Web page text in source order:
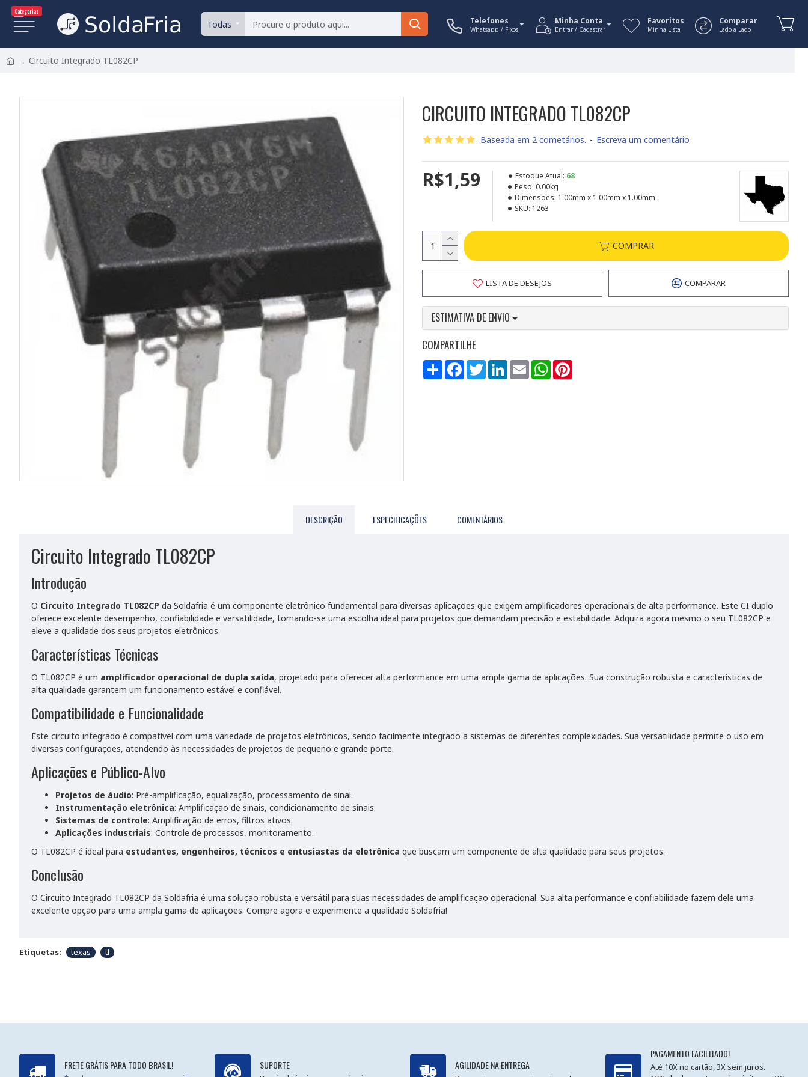
Categorias
Todas Telefones
Whatsapp / Fixos
Minha Conta
Entrar / Cadastrar
Favoritos
Minha Lista
Comparar
Lado a Lado
Circuito Integrado TL082CP
CIRCUITO INTEGRADO TL082CP
Baseada em 2 cometários. - Escreva um comentário
R$1,59 Estoque Atual: 68
Peso: 0.00kg
Dimensões: 1.00mm x 1.00mm x 1.00mm
SKU: 1263
COMPRAR
LISTA DE DESEJOS COMPARAR
ESTIMATIVA DE ENVIO
COMPARTILHE
Compartilhar
FacebookTwitterLinkedInEmail WhatsApp
DESCRIÇÃO ESPECIFICAÇÕES COMENTÁRIOS
Circuito Integrado TL082CP
Introdução
O Circuito Integrado TL082CP da Soldafria é um componente eletrônico fundamental para diversas aplicações que exigem amplificadores operacionais de alta performance. Este CI duplo
oferece excelente desempenho, confiabilidade e versatilidade, tornando-se uma escolha ideal para projetos que demandam precisão e estabilidade. Adquira agora mesmo o seu TL082CP e
eleve a qualidade dos seus projetos eletrônicos.
Características Técnicas
O TL082CP é um amplificador operacional de dupla saída, projetado para oferecer alta performance em uma ampla gama de aplicações. Sua construção robusta e características de
alta qualidade garantem um funcionamento estável e confiável.
Compatibilidade e Funcionalidade
Este circuito integrado é compatível com uma variedade de projetos eletrônicos, sendo facilmente integrado a sistemas de diferentes complexidades. Sua versatilidade permite o uso em
diversas configurações, atendendo às necessidades de projetos de pequeno e grande porte.
Aplicações e Público-Alvo
Projetos de áudio: Pré-amplificação, equalização, processamento de sinal.
Instrumentação eletrônica: Amplificação de sinais, condicionamento de sinais.
Sistemas de controle: Amplificação de erros, filtros ativos.
Aplicações industriais: Controle de processos, monitoramento.
O TL082CP é ideal para estudantes, engenheiros, técnicos e entusiastas da eletrônica que buscam um componente de alta qualidade para seus projetos.
Conclusão
O Circuito Integrado TL082CP da Soldafria é uma solução robusta e versátil para suas necessidades de amplificação operacional. Sua alta performance e confiabilidade fazem dele uma
excelente opção para uma ampla gama de aplicações. Compre agora e experimente a qualidade Soldafria!
Etiquetas: texas tl
FRETE GRÁTIS PARA TODO BRASIL! SUPORTE AGILIDADE NA ENTREGA
PAGAMENTO FACILITADO!
Até 10X no cartão, 3X sem juros.